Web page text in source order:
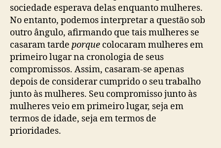
sociedade esperava delas enquanto mulheres.
No entanto, podemos interpretar a questão sob
outro ângulo, afirmando que tais mulheres se
casaram tarde porque colocaram mulheres em
primeiro lugar na cronologia de seus
compromissos. Assim, casaram-se apenas
depois de considerar cumprido o seu trabalho
junto às mulheres. Seu compromisso junto às
mulheres veio em primeiro lugar, seja em
termos de idade, seja em termos de
prioridades.